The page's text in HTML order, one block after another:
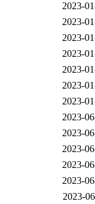
2023-
2023-
2023-
2023-
2023-
2023-
2023-
2023-
2023-
2023-
2023-
2023-
2023-